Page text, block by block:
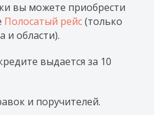
вы можете приобрести
Полосатый рейс(только
и области).
выдается за 10
и поручителей.